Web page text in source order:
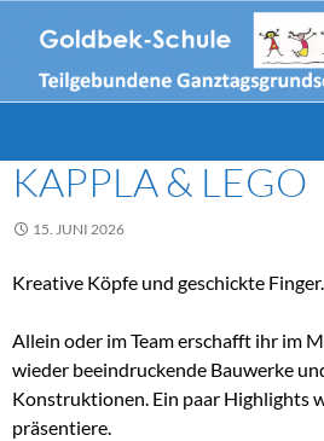
Inhalt
springen
KAPPLA & LEGO
15. JUNI 2026
Kreative Köpfe und geschickte Finger.
Allein oder im Team erschafft ihr im
wieder beeindruckende Bauwerke
Konstruktionen. Ein paar Highlights
präsentiere.